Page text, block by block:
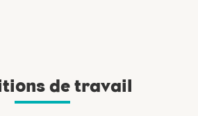
de travail